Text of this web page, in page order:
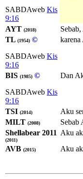
SABDAweb Kis
9:16
AYT (2018)
TL (1954) ©
SABDAweb Kis
9:16
karena
BIS (1985) ©
SABDAweb Kis
9:16
Dan
TSI (2014)
Aku
MILT (2008)
Sebab
Shellabear 2011
(2011)
Aku
AVB (2015) Aku